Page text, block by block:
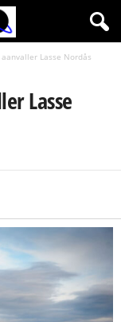
Lasse Nordås
Lasse